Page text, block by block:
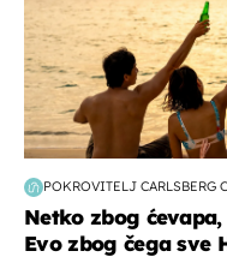
POKROVITELJ CARLSBERG
Netko zbog
Evo zbog čega sve